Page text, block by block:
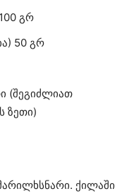
გრ
50 გრ
(შეგიძლიათ
ზეთი)
ქილაში